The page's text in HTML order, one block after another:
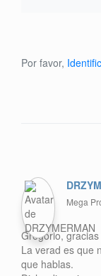
Por favor,
Mega
Gregorio,
La verad es que
que hablas.